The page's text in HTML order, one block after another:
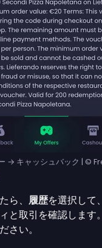
→ キャッシュバック | ©
ら、履歴を選択して
と取引を確認します
さい。